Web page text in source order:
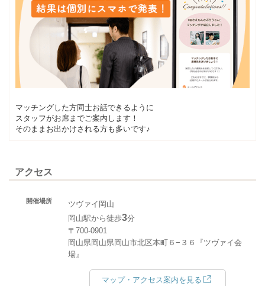
マッチングした方同士お話できるように
スタッフがお席までご案内します！
そのままお出かけされる方も多いです♪
アクセス
開催場所
ツヴァイ岡山
岡山駅から徒歩3分
〒700-0901
岡山県岡山県岡山市北区本町６−３６『ツヴァイ会
場』
マップ・アクセス案内を見る